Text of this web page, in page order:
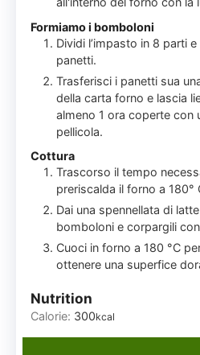
Formiamo i bomboloni
Dividi l’impasto in 8 parti
panetti.
Trasferisci i panetti sua
della carta forno e lascia
almeno 1 ora coperte con
pellicola.
Cottura
Trascorso il tempo
preriscalda il forno a 180°
Dai una spennellata di
bomboloni e corpargili
Cuoci in forno a 180 °C
ottenere una superfice
Nutrition
Calorie: 300kcal